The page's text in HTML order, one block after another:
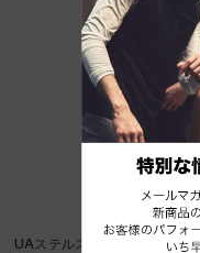
UAステルスフォーム アンク